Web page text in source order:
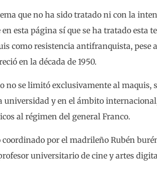
que no ha sido tratado ni con la
en esta página sí que se ha tratado esta
como resistencia antifranquista, pese
en la década de 1950.
no se limitó exclusivamente al maquis,
universidad y en el ámbito
al régimen del general Franco.
por el madrileño Rubén
universitario de cine y artes